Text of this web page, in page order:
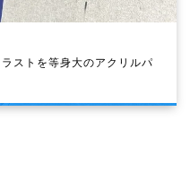
ストを等身大のアクリルパ